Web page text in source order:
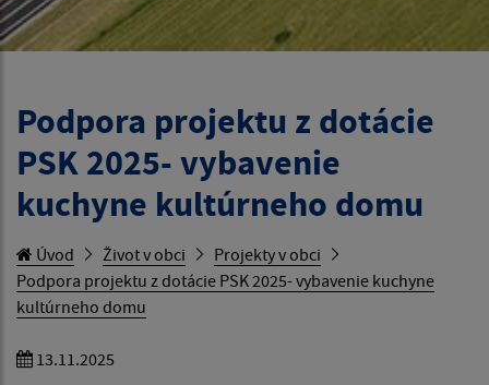
Podpora projektu z dotácie
PSK 2025- vybavenie
kuchyne kultúrneho domu
Úvod Život v obci
Projekty v obci
Podpora projektu z dotácie PSK 2025- vybavenie kuchyne
kultúrneho domu
13.11.2025